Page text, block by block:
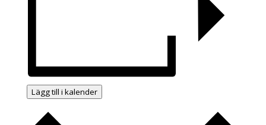
Lägg till i kalender